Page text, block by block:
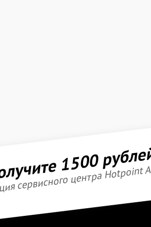
1500
сервисного центра Hotpoint